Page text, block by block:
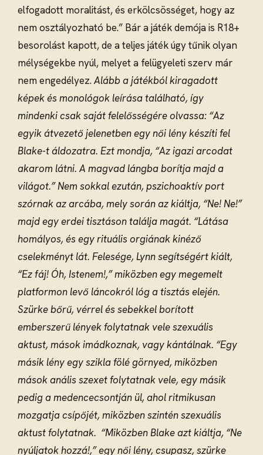
elfogadott moralitást, és erkölcsösséget, hogy az
nem osztályozható be.” Bár a játék demója is R18+
besorolást kapott, de a teljes játék úgy tűnik olyan
mélységekbe nyúl, melyet a felügyeleti szerv már
nem engedélyez.Alább a játékból kiragadott
képek és monológok leírása található, így
mindenki csak saját felelősségére olvassa: “Az
egyik átvezető jelenetben egy női lény készíti fel
Blake-t áldozatra. Ezt mondja, “Az igazi arcodat
akarom látni. A magvad lángba borítja majd a
világot.” Nem sokkal ezután, pszichoaktív port
szórnak az arcába, mely során az kiáltja, “Ne! Ne!”
majd egy erdei tisztáson találja magát. “Látása
homályos, és egy rituális orgiának kinéző
cselekményt lát. Felesége, Lynn segítségért kiált,
“Ez fáj! Óh, Istenem!,” miközben egy megemelt
platformon levő láncokról lóg a tisztás elején.
Szürke bőrű, vérrel és sebekkel borított
emberszerű lények folytatnak vele szexuális
aktust, mások imádkoznak, vagy kántálnak. “Egy
másik lény egy szikla fölé görnyed, miközben
mások anális szexet folytatnak vele, egy másik
pedig a medencecsontján ül, ahol ritmikusan
mozgatja csípőjét, miközben szintén szexuális
aktust folytatnak. “Miközben Blake azt kiáltja, “Ne
nyúljatok hozzá!,” egy női lény, csupasz, szürke